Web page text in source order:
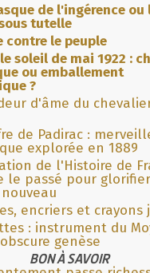
de l'ingérence ou
tutelle
contre le peuple
soleil de mai 1922 :
ou emballement
?
d'âme du
de Padirac :
explorée en 1889
de l'Histoire de
le passé pour
encriers et crayons
: instrument du
genèse
BON À SAVOIR